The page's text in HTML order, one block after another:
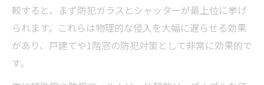
較すると、まず防犯ガラスとシャッターが最上位に挙げ
られます。これらは物理的な侵入を大幅に遅らせる効果
があり、戸建てや1階窓の防犯対策として非常に効果的で
す。